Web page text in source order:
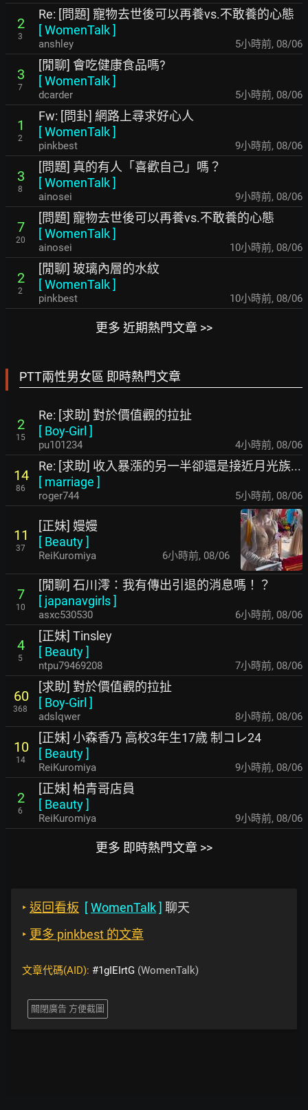
2
3
Re: [問題] 寵物去世後可以再養vs.不敢養的心態
[WomenTalk]
anshley 5小時前, 08/06
3
7
[閒聊] 會吃健康食品嗎?
[WomenTalk]
dcarder 5小時前, 08/06
1
2
Fw: [問卦] 網路上尋求好心人
[WomenTalk]
pinkbest 9小時前, 08/06
3
8
[問題] 真的有人「喜歡自己」嗎？
[WomenTalk]
ainosei 9小時前, 08/06
7
20
[問題] 寵物去世後可以再養vs.不敢養的心態
[WomenTalk]
ainosei 10小時前, 08/06
2
2
[閒聊] 玻璃內層的水紋
[WomenTalk]
pinkbest 10小時前, 08/06
更多 近期熱門文章 >>
PTT兩性男女區 即時熱門文章
2
15
Re: [求助] 對於價值觀的拉扯
[ Boy-Girl ]
pu101234 4小時前, 08/06
14
86
Re: [求助] 收入暴漲的另一半卻還是接近月光族...
[ marriage ]
roger744 5小時前, 08/06
11
37
[正妹] 嫚嫚
[ Beauty]
ReiKuromiya 6小時前, 08/06
7
10
[閒聊] 石川澪：我有傳出引退的消息嗎！？
[ japanavgirls]
asxc530530 6小時前, 08/06
4
5
[正妹] Tinsley
[ Beauty]
ntpu79469208 7小時前, 08/06
60
368
[求助] 對於價值觀的拉扯
[ Boy-Girl ]
adslqwer 8小時前, 08/06
10
14
[正妹] 小森香乃 高校3年生17歳 制コレ24
[ Beauty]
ReiKuromiya 9小時前, 08/06
2
6
[正妹] 柏青哥店員
[ Beauty]
ReiKuromiya 9小時前, 08/06
更多 即時熱門文章 >>
‣ 返回看板 [WomenTalk] 聊天
‣ 更多 pinkbest 的文章
文章代碼(AID): #1gIEIrtG (WomenTalk)
關閉廣告 方便截圖